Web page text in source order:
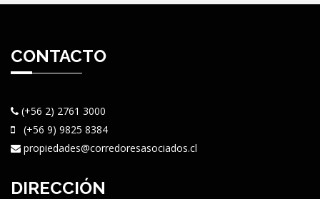
CONTACTO
(+56 2) 2761 3000
(+56 9) 9825 8384
propiedades@corredoresasociados.cl
DIRECCIÓN